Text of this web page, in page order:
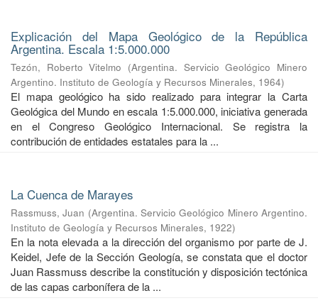
Explicación del Mapa Geológico de la República
Argentina. Escala 1:5.000.000
Tezón, Roberto Vitelmo (Argentina. Servicio Geológico Minero
Argentino. Instituto de Geología y Recursos Minerales, 1964)
El mapa geológico ha sido realizado para integrar la Carta
Geológica del Mundo en escala 1:5.000.000, iniciativa generada
en el Congreso Geológico Internacional. Se registra la
contribución de entidades estatales para la ...
La Cuenca de Marayes
Rassmuss, Juan (Argentina. Servicio Geológico Minero Argentino.
Instituto de Geología y Recursos Minerales, 1922)
En la nota elevada a la dirección del organismo por parte de J.
Keidel, Jefe de la Sección Geología, se constata que el doctor
Juan Rassmuss describe la constitución y disposición tectónica
de las capas carbonífera de la ...